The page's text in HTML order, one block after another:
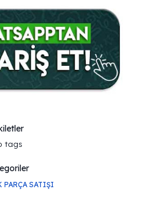
tags
PARÇA SATIŞI